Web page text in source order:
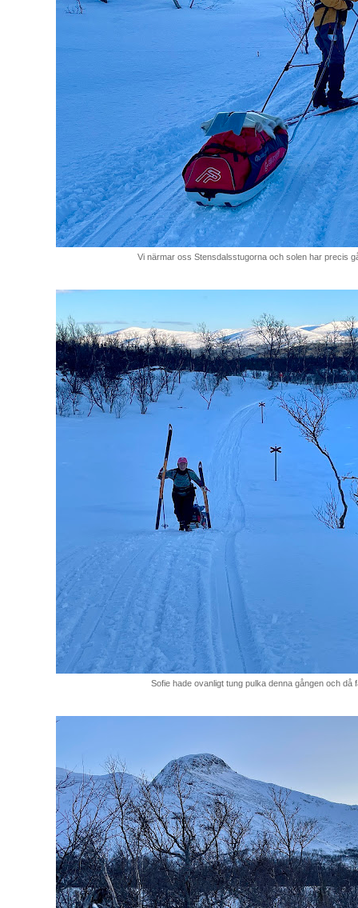
Vi närmar oss Stensdalsstugorna och solen har precis
Sofie hade ovanligt tung pulka denna gången och